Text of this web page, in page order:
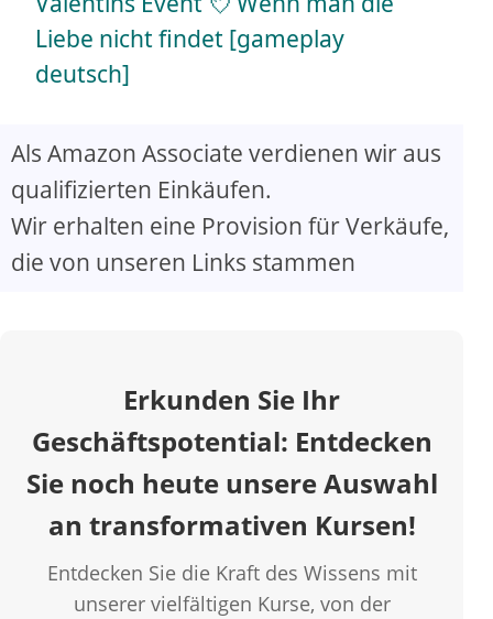
V
i
d
o
Liebe nicht findet [gameplay
deutsch]
Als Amazon Associate verdienen wir aus
qualifizierten Einkäufen.
Wir erhalten eine Provision für Verkäufe,
die von unseren Links stammen
Erkunden Sie Ihr
Geschäftspotential: Entdecken
Sie noch heute unsere Auswahl
an transformativen Kursen!
Entdecken Sie die Kraft des Wissens mit
unserer vielfältigen Kurse, von der